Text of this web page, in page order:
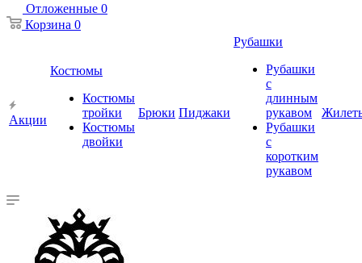
Отложенные 0
Корзина 0
Акции
Костюмы
Костюмы
тройки
Костюмы
двойки
Брюки Пиджаки
Рубашки
Рубашки
с
длинным
рукавом
Рубашки
с
коротким
рукавом